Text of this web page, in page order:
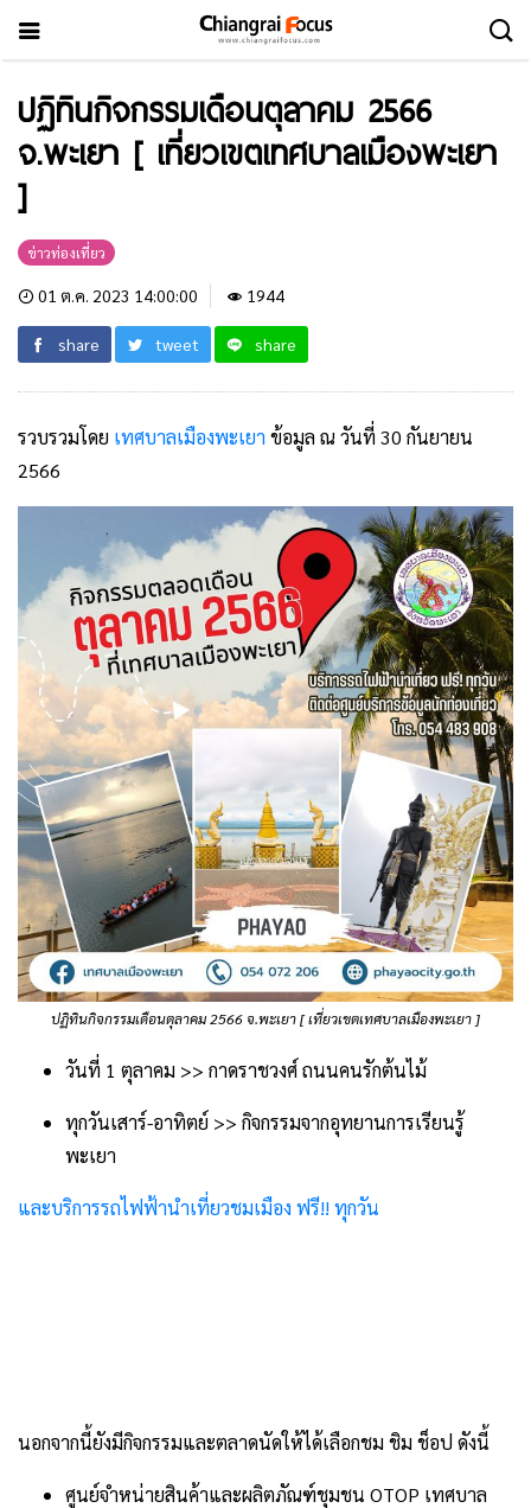
ปฏิทินกิจกรรมเดือนตุลาคม 2566
จ.พะเยา [ เที่ยวเขตเทศบาลเมืองพะเยา
]
ข่าวท่องเที่ยว
01 ต.ค. 2023 14:00:00 1944
share tweet share
รวบรวมโดย เทศบาลเมืองพะเยา ข้อมูล ณ วันที่ 30 กันยายน
2566
ปฏิทินกิจกรรมเดือนตุลาคม 2566 จ.พะเยา [ เที่ยวเขตเทศบาลเมืองพะเยา ]
วันที่ 1 ตุลาคม >> กาดราชวงศ์ ถนนคนรักต้นไม้
ทุกวันเสาร์-อาทิตย์ >> กิจกรรมจากอุทยานการเรียนรู้
พะเยา
และบริการรถไฟฟ้านำเที่ยวชมเมือง ฟรี!! ทุกวัน
นอกจากนี้ยังมีกิจกรรมและตลาดนัดให้ได้เลือกชม ชิม ช็อป ดังนี้
ศูนย์จำหน่ายสินค้าและผลิตภัณฑ์ชุมชน OTOP เทศบาล